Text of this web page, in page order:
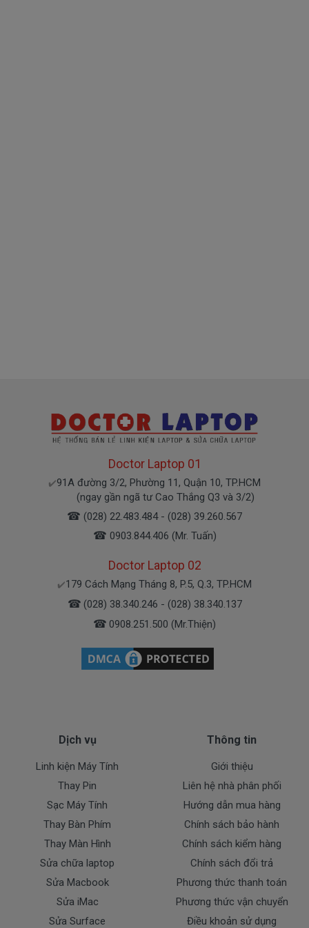
DOCTORLAPTOP TẠI TP.HCM
+ Tên ngân hàng : Ngân hàng Ngoại Thương Việt
Nam Vietcombank
Vietcombank (CN Sài Gòn )
Chủ tài khoản : Trần Thiện
Số Tài Khoản : 0071001848675
+ Tên ngân hàng : Ngân hàng Sacombank, TPHCM
Chủ tài khoản : Trần Thiện
Số Tài Khoản : 060067917491
Khách vui lòng liên hệ trực
tiếp gọi 0908.251.500 ngay khi chuyển tiền. CTY
Doctorlaptop Ship Rất Nhanh (
+ Giao sạc tận nhà trong nội thành TP.HCM ( Free
Ship )
+ Hỗ trợ 50% chi phí vận chuyển đối với khách ở các
tỉnh ngoài tphcm.
Doctor Laptop 01
✔️91A đường 3/2, Phường 11, Quận 10, TP.HCM
(ngay gần ngã tư Cao Thắng Q3 và 3/2)
☎ (028) 22.483.484 - (028) 39.260.567
☎ 0903.844.406 (Mr. Tuấn)
Doctor Laptop 02
✔️179 Cách Mạng Tháng 8, P.5, Q.3, TP.HCM
☎ (028) 38.340.246 - (028) 38.340.137
☎ 0908.251.500 (Mr.Thiện)
Dịch vụ
Linh kiện Máy Tính
Thay Pin
Sạc Máy Tính
Thay Bàn Phím
Thay Màn Hình
Sửa chữa laptop
Sửa Macbook
Sửa iMac
Sửa Surface
Thông tin
Giới thiệu
Liên hệ nhà phân phối
Hướng dẫn mua hàng
Chính sách bảo hành
Chính sách kiểm hàng
Chính sách đổi trả
Phương thức thanh toán
Phương thức vận chuyển
Điều khoản sử dụng